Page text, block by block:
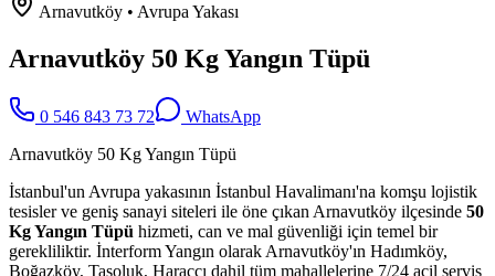
Arnavutköy • Avrupa Yakası
Arnavutköy 50 Kg Yangın Tüpü
0 546 843 73 72
WhatsApp
Arnavutköy 50 Kg Yangın Tüpü
İstanbul'un Avrupa yakasının İstanbul Havalimanı'na komşu lojistik
tesisler ve geniş sanayi siteleri ile öne çıkan Arnavutköy ilçesinde 50
Kg Yangın Tüpü hizmeti, can ve mal güvenliği için temel bir
gerekliliktir. İnterform Yangın olarak Arnavutköy'ın Hadımköy,
Boğazköy, Taşoluk, Haraççı dahil tüm mahallelerine 7/24 acil servis